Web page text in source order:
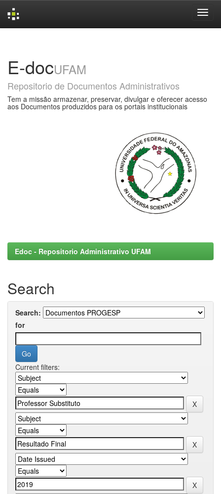
E-docUFAM
Repositorio de Documentos Administrativos
Tem a missão armazenar, preservar, divulgar e oferecer acesso
aos Documentos produzidos para os portais institucionais
Edoc - Repositorio Administrativo UFAM
Search
Search:
for
Current filters: